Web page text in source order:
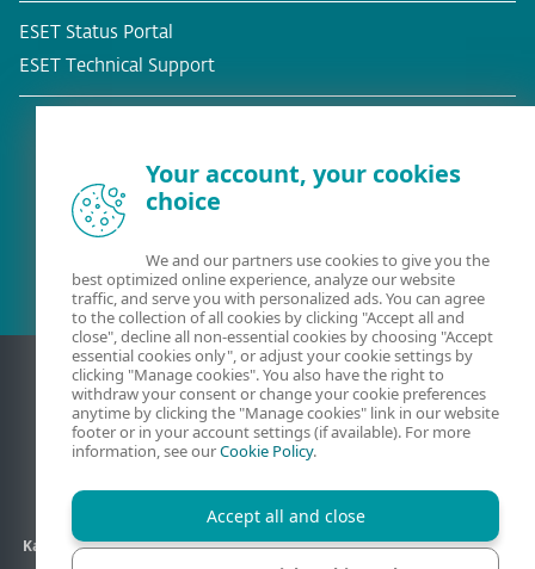
ESET Status Portal
ESET Technical Support
Kapcsolat Adatkezelés ÁSZF Partneroldalak
Oldaltérkép
Your account, your cookies
choice
We and our partners use cookies to give you the
best optimized online experience, analyze our website
traffic, and serve you with personalized ads. You can agree
to the collection of all cookies by clicking "Accept all and
close", decline all non-essential cookies by choosing "Accept
essential cookies only", or adjust your cookie settings by
clicking "Manage cookies". You also have the right to
withdraw your consent or change your cookie preferences
anytime by clicking the "Manage cookies" link in our website
footer or in your account settings (if available). For more
information, see ourCookie Policy.
Accept all and close